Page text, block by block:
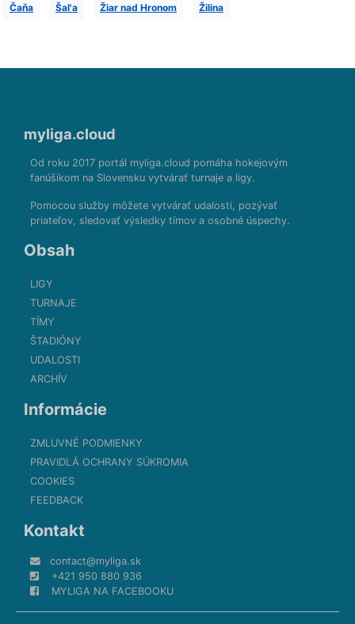
Čaňa Šal'a Žiar nad Hronom Žilina
myliga.cloud
Od roku 2017 portál myliga.cloud pomáha hokejovým
fanúšikom na Slovensku vytvárať turnaje a ligy.
Pomocou služby môžete vytvárať udalosti, pozývať
priateľov, sledovať výsledky tímov a osobné úspechy.
Obsah
LIGY
TURNAJE
TÍMY
ŠTADIÓNY
UDALOSTI
ARCHÍV
Informácie
ZMLUVNÉ PODMIENKY
PRAVIDLÁ OCHRANY SÚKROMIA
COOKIES
FEEDBACK
Kontakt
contact@myliga.sk
+421 950 880 936
MYLIGA NA FACEBOOKU